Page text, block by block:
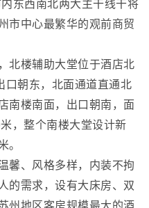
东西南北两大主干线干将
市中心最繁华的观前商贸
楼辅助大堂位于酒店北
口朝东，北面通道直通北
南楼南面，出口朝南，面
，整个南楼大堂设计新
。
、风格多样，内装不拘
的需求，设有大床房、双
州地区客房规模最大的酒